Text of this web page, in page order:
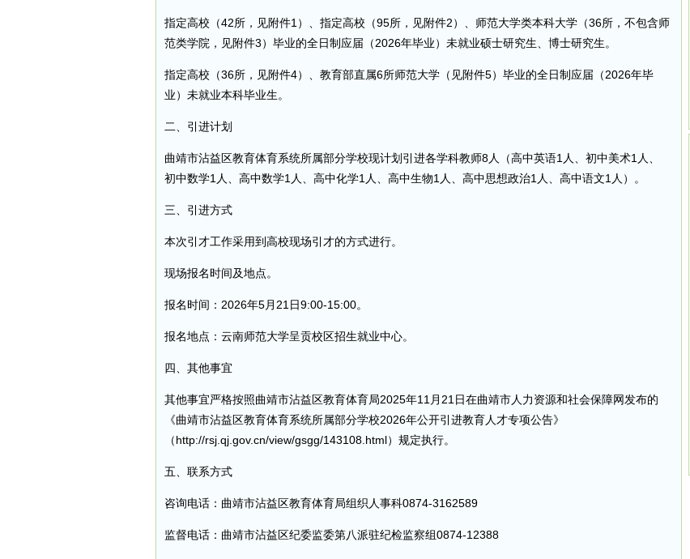
指定高校（42所，见附件1）、指定高校（95所，见附件2）、师范大学类本科大学（36所，不包含师
范类学院，见附件3）毕业的全日制应届（2026年毕业）未就业硕士研究生、博士研究生。
指定高校（36所，见附件4）、教育部直属6所师范大学（见附件5）毕业的全日制应届（2026年毕
业）未就业本科毕业生。
二、引进计划
曲靖市沾益区教育体育系统所属部分学校现计划引进各学科教师8人（高中英语1人、初中美术1人、
初中数学1人、高中数学1人、高中化学1人、高中生物1人、高中思想政治1人、高中语文1人）。
三、引进方式
本次引才工作采用到高校现场引才的方式进行。
现场报名时间及地点。
报名时间：2026年5月21日9:00-15:00。
报名地点：云南师范大学呈贡校区招生就业中心。
四、其他事宜
其他事宜严格按照曲靖市沾益区教育体育局2025年11月21日在曲靖市人力资源和社会保障网发布的
《曲靖市沾益区教育体育系统所属部分学校2026年公开引进教育人才专项公告》
（http://rsj.qj.gov.cn/view/gsgg/143108.html）规定执行。
五、联系方式
咨询电话：曲靖市沾益区教育体育局组织人事科0874-3162589
监督电话：曲靖市沾益区纪委监委第八派驻纪检监察组0874-12388